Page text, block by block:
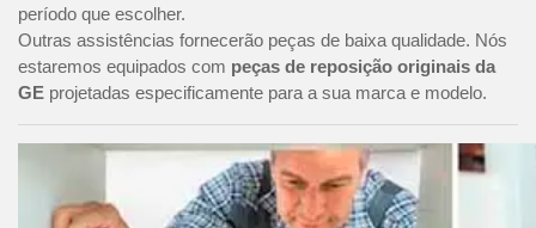
período que escolher.
Outras assistências fornecerão peças de baixa qualidade. Nós
estaremos equipados com peças de reposição originais da
GE projetadas especificamente para a sua marca e modelo.